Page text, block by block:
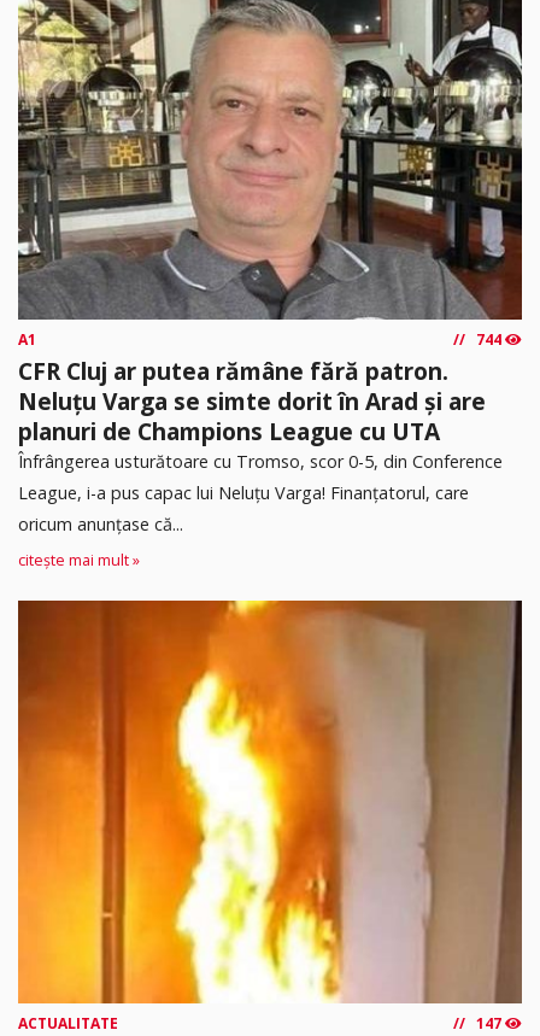
A1 744
CFR Cluj ar putea rămâne fără patron.
Neluțu Varga se simte dorit în Arad și are
planuri de Champions League cu UTA
Înfrângerea usturătoare cu Tromso, scor 0-5, din Conference
League, i-a pus capac lui Neluțu Varga! Finanțatorul, care
oricum anunțase că...
citește mai mult »
ACTUALITATE 147